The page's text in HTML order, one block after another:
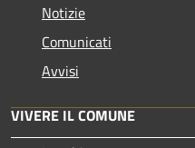
Notizie
Comunicati
Avvisi
VIVERE IL COMUNE